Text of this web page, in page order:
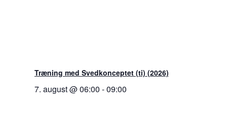
Træning med Svedkonceptet (ti) (2026)
7. august @ 06:00 -09:00